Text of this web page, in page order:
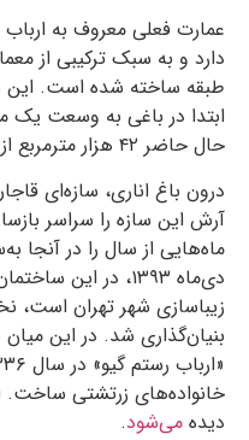
عمارت فعلی معروف به
دارد و به سبک ترکیبی از
طبقه ساخته شده است. این
ابتدا در باغی به وسعت یک
حال حاضر ۴۲هزار مترمربع
درون باغ اناری، سازه‌ای
آرش این سازه را سراسر
ماه‌هایی از سال را در آنجا
دی‌ماه ۱۳۹۳، در این
زیباسازی شهر تهران است،
بنیان‌گذاری شد. در این میان
«ارباب رستم گیو» در سال
خانواده‌های زرتشتی ساخت.
دیده می‌شود.